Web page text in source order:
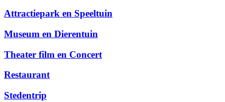
Attractiepark en Speeltuin
Museum en Dierentuin
Theater film en Concert
Restaurant
Stedentrip